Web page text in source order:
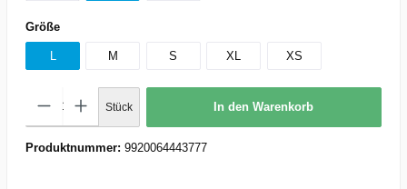
Größe
M S XL XS
Stück In den Warenkorb
Produktnummer: 9920064443777